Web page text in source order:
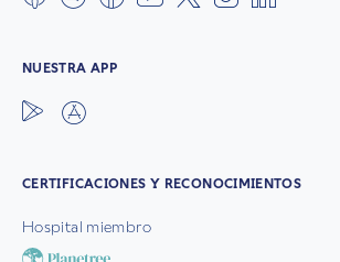
NUESTRA APP
CERTIFICACIONES Y RECONOCIMIENTOS
Hospital miembro